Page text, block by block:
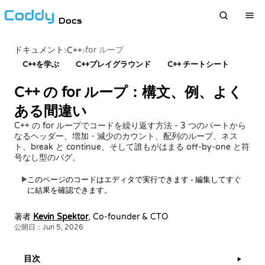
Docs
ドキュメント ›C++›for ループ
C++を学ぶ C++プレイグラウンド C++ チートシート
C++ の for ループ：構文、例、よく
ある間違い
C++ の for ループでコードを繰り返す方法 - 3 つのパートから
なるヘッダー、増加・減少のカウント、配列のループ、ネス
ト、break と continue、そして誰もがはまる off-by-one と符
号なし型のバグ。
▶このページのコードはエディタで実行できます - 編集してすぐ
に結果を確認できます。
著者 Kevin Spektor, Co-founder & CTO
公開日：Jun 5, 2026
目次 ▶